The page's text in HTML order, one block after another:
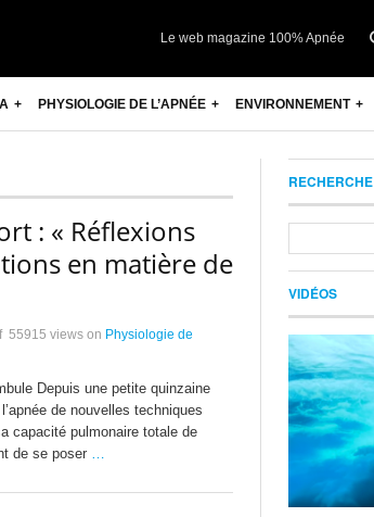
Le web magazine 100% Apnée
PHYSIOLOGIE DE L’APNÉE ENVIRONNEMENT
: « Réflexions
en matière de
55915 views on Physiologie de
Depuis une petite quinzaine
de nouvelles techniques
capacité pulmonaire totale de
de se poser …
RECHERCHE
VIDÉOS